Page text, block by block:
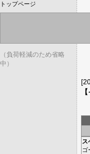
トップページ
（負荷軽減のため省略
中）
ス
ゴ